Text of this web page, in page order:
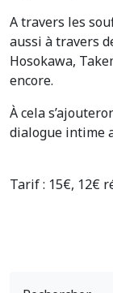
A travers les
aussi à travers
Hosokawa,
encore.
À cela
dialogue intime
Tarif : 15€, 12€